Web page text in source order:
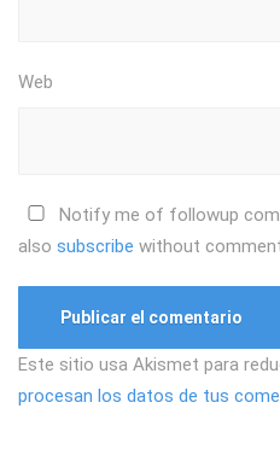
Web
Notify me of followup
also subscribe without
Este sitio usa Akismet para
procesan los datos de tus